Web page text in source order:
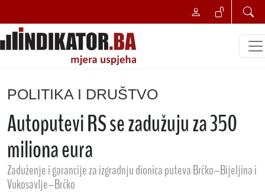
POLITIKA I DRUŠTVO
Autoputevi RS se zadužuju za 350
miliona eura
Zaduženje i garancije za izgradnju dionica puteva Brčko–Bijeljina i
Vukosavlje–Brčko